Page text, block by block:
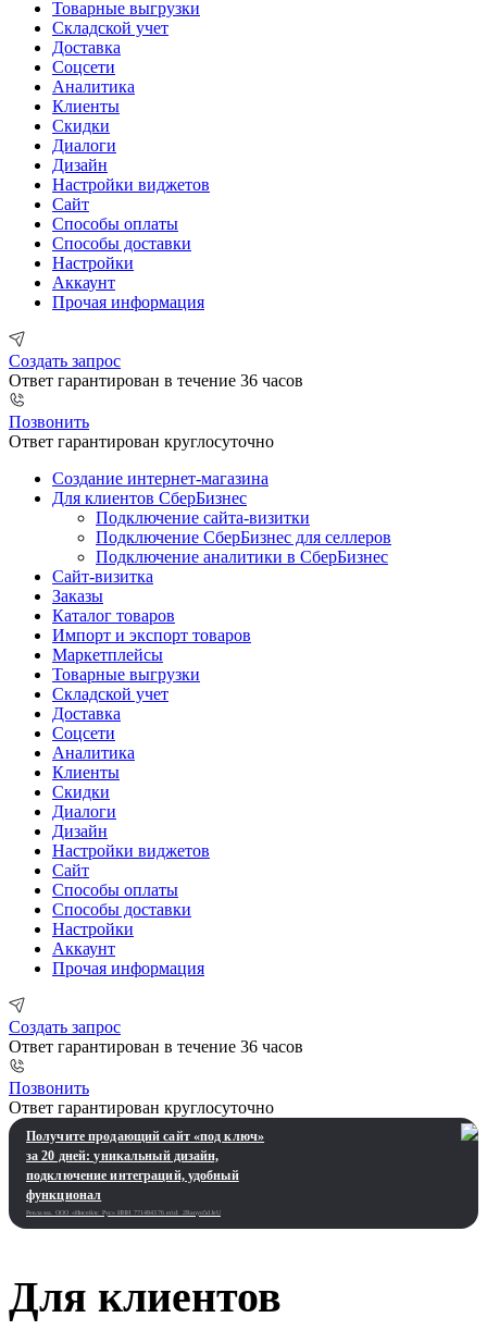
Товарные выгрузки
Складской учет
Доставка
Соцсети
Аналитика
Клиенты
Скидки
Диалоги
Дизайн
Настройки виджетов
Сайт
Способы оплаты
Способы доставки
Настройки
Аккаунт
Прочая информация
Создать запрос
Ответ гарантирован в течение 36 часов
Позвонить
Ответ гарантирован круглосуточно
Создание интернет-магазина
Для клиентов СберБизнес
Подключение сайта-визитки
Подключение СберБизнес для селлеров
Подключение аналитики в СберБизнес
Сайт-визитка
Заказы
Каталог товаров
Импорт и экспорт товаров
Маркетплейсы
Товарные выгрузки
Складской учет
Доставка
Соцсети
Аналитика
Клиенты
Скидки
Диалоги
Дизайн
Настройки виджетов
Сайт
Способы оплаты
Способы доставки
Настройки
Аккаунт
Прочая информация
Создать запрос
Ответ гарантирован в течение 36 часов
Позвонить
Ответ гарантирован круглосуточно
Получите продающий сайт «под ключ»
за 20 дней: уникальный дизайн,
подключение интеграций, удобный
функционал
Реклама. ООО «Инсейлс Рус»‎ ИНН 771484376 erid: 2Ranyo5dJeU
Для клиентов